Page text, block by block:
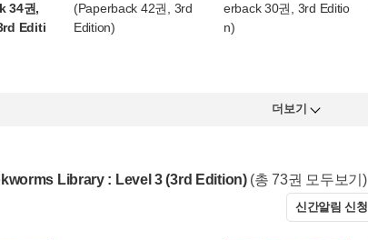
34권,
Editi
(Paperback 42권, 3rd
Edition)
erback 30권, 3rd Editio
n)
더보기
Library : Level 3 (3rd Edition) (총 73권 모두보기)
신간알림 신청